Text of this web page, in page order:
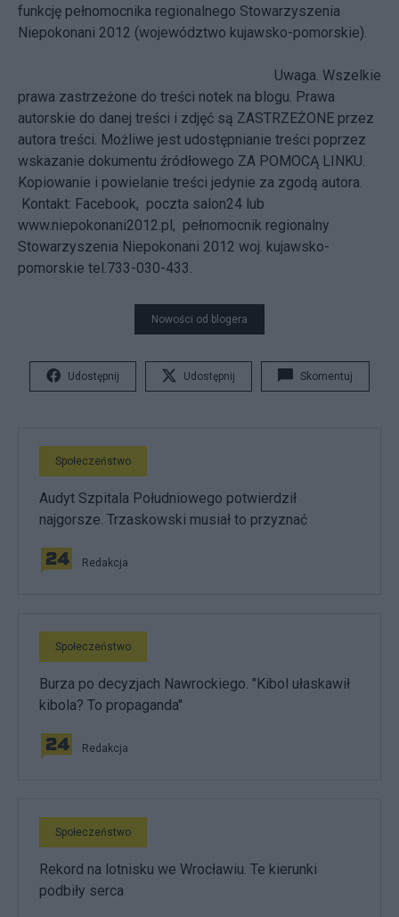
funkcję pełnomocnika regionalnego Stowarzyszenia
Niepokonani 2012 (województwo kujawsko-pomorskie).
Uwaga. Wszelkie
prawa zastrzeżone do treści notek na blogu. Prawa
autorskie do danej treści i zdjęć są ZASTRZEŻONE przez
autora treści. Możliwe jest udostępnianie treści poprzez
wskazanie dokumentu źródłowego ZA POMOCĄ LINKU.
Kopiowanie i powielanie treści jedynie za zgodą autora.
Kontakt: Facebook, poczta salon24 lub
www.niepokonani2012.pl, pełnomocnik regionalny
Stowarzyszenia Niepokonani 2012 woj. kujawsko-
pomorskie tel.733-030-433.
Nowości od blogera
Udostępnij Udostępnij Skomentuj
Społeczeństwo
Audyt Szpitala Południowego potwierdził
najgorsze. Trzaskowski musiał to przyznać
Redakcja
Społeczeństwo
Burza po decyzjach Nawrockiego. "Kibol ułaskawił
kibola? To propaganda"
Redakcja
Społeczeństwo
Rekord na lotnisku we Wrocławiu. Te kierunki
podbiły serca